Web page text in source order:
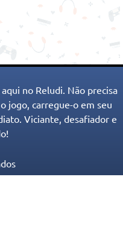
no Reludi. Não precisa
jogo, carregue-o em seu
Viciante, desafiador e